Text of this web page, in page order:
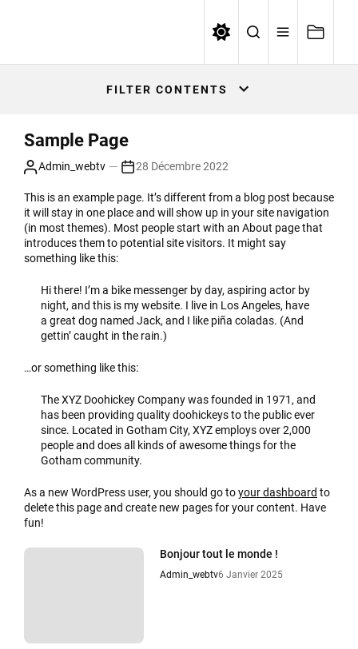
content
WEBTV UNIVERSITE ALGER1
FILTER CONTENTS
Sample Page
Admin_webtv 28 Décembre 2022
This is an example page. It’s different from a blog post because
it will stay in one place and will show up in your site navigation
(in most themes). Most people start with an About page that
introduces them to potential site visitors. It might say
something like this:
Hi there! I’m a bike messenger by day, aspiring actor by
night, and this is my website. I live in Los Angeles, have
a great dog named Jack, and I like piña coladas. (And
gettin’ caught in the rain.)
…or something like this:
The XYZ Doohickey Company was founded in 1971, and
has been providing quality doohickeys to the public ever
since. Located in Gotham City, XYZ employs over 2,000
people and does all kinds of awesome things for the
Gotham community.
As a new WordPress user, you should go toyour dashboard to
delete this page and create new pages for your content. Have
fun!
Bonjour tout le monde !
Admin_webtv6 Janvier 2025